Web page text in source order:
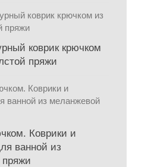
коврик крючком
пряжи
Коврики и
ванной из